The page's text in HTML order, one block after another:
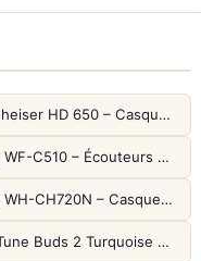
Sennheiser HD 650 – Casque audiophile ouvert pour l'écoute analytique
Sony WF-C510 – Écouteurs True Wireless compacts, autonomie 22h et multipoint
Sony WH-CH720N – Casque ANC 35h, Ultra-léger (192g) avec Processeur V1
JBL Tune Buds 2 Turquoise – Écouteurs True Wireless avec ANC et autonomie 48h